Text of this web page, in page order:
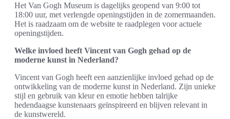
Het Van Gogh Museum is dagelijks geopend van 9:00 tot
18:00 uur, met verlengde openingstijden in de zomermaanden.
Het is raadzaam om de website te raadplegen voor actuele
openingstijden.
Welke invloed heeft Vincent van Gogh gehad op de
moderne kunst in Nederland?
Vincent van Gogh heeft een aanzienlijke invloed gehad op de
ontwikkeling van de moderne kunst in Nederland. Zijn unieke
stijl en gebruik van kleur en emotie hebben talrijke
hedendaagse kunstenaars geïnspireerd en blijven relevant in
de kunstwereld.